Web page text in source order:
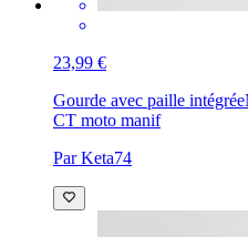
23,99 €
Gourde avec paille intégrée
CT moto manif
Par Keta74